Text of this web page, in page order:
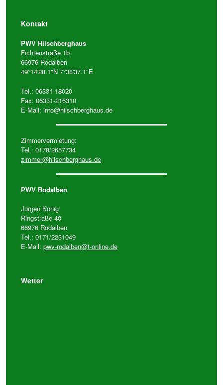
Kontakt
PWV Hilschberghaus
Fichtenstraße 1b
66976 Rodalben
49°14'28.1"N 7°38'37.1"E
Tel.: 06331-18020
Fax: 06331-216310
E-Mail: info@hilschberghaus.de
Zimmervermietung:
Tel.: 0178/2657734
zimmer@hilschberghaus.de
PWV Rodalben
Jürgen König
Ringstraße 40
66976 Rodalben
Tel.: 0171/2231049
E-Mail: pwv-rodalben@t-online.de
Wetter